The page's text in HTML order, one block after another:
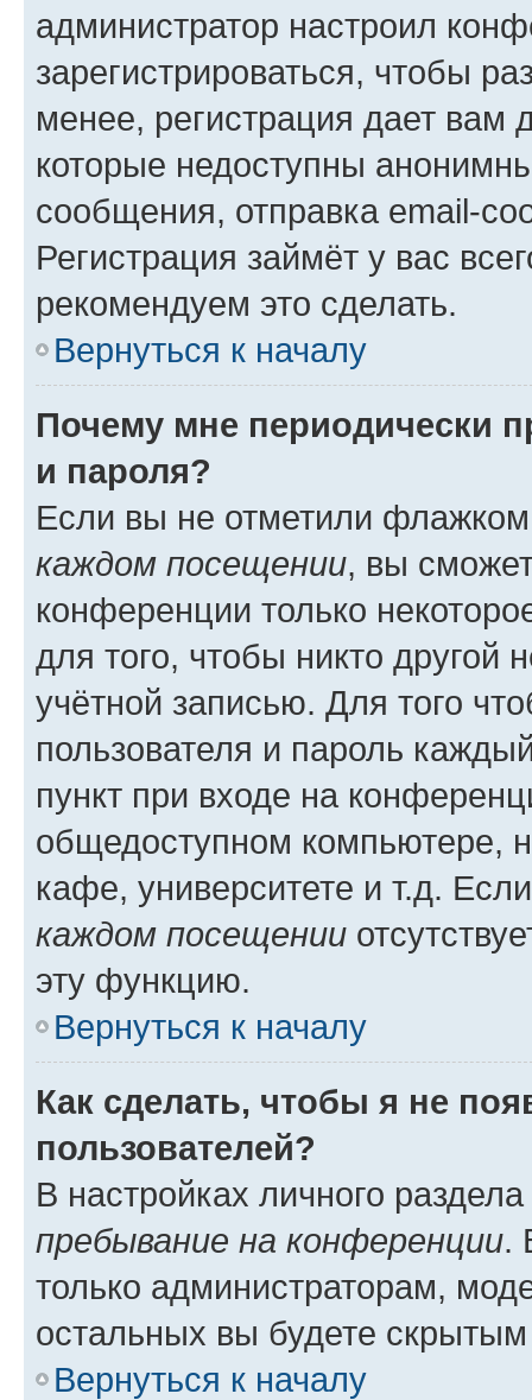
администратор настроил
зарегистрироваться, чтобы
менее, регистрация дает вам
которые недоступны
сообщения, отправка email-
Регистрация займёт у вас
рекомендуем это сделать.
Вернуться к началу
Почему мне периодически
и пароля?
Если вы не отметили
каждом посещении, вы
конференции только
для того, чтобы никто другой
учётной записью. Для того
пользователя и пароль
пункт при входе на
общедоступном компьютере,
кафе, университете и т.д.
каждом посещении
эту функцию.
Вернуться к началу
Как сделать, чтобы я не
пользователей?
В настройках личного
пребывание на конференции.
только администраторам,
остальных вы будете
Вернуться к началу